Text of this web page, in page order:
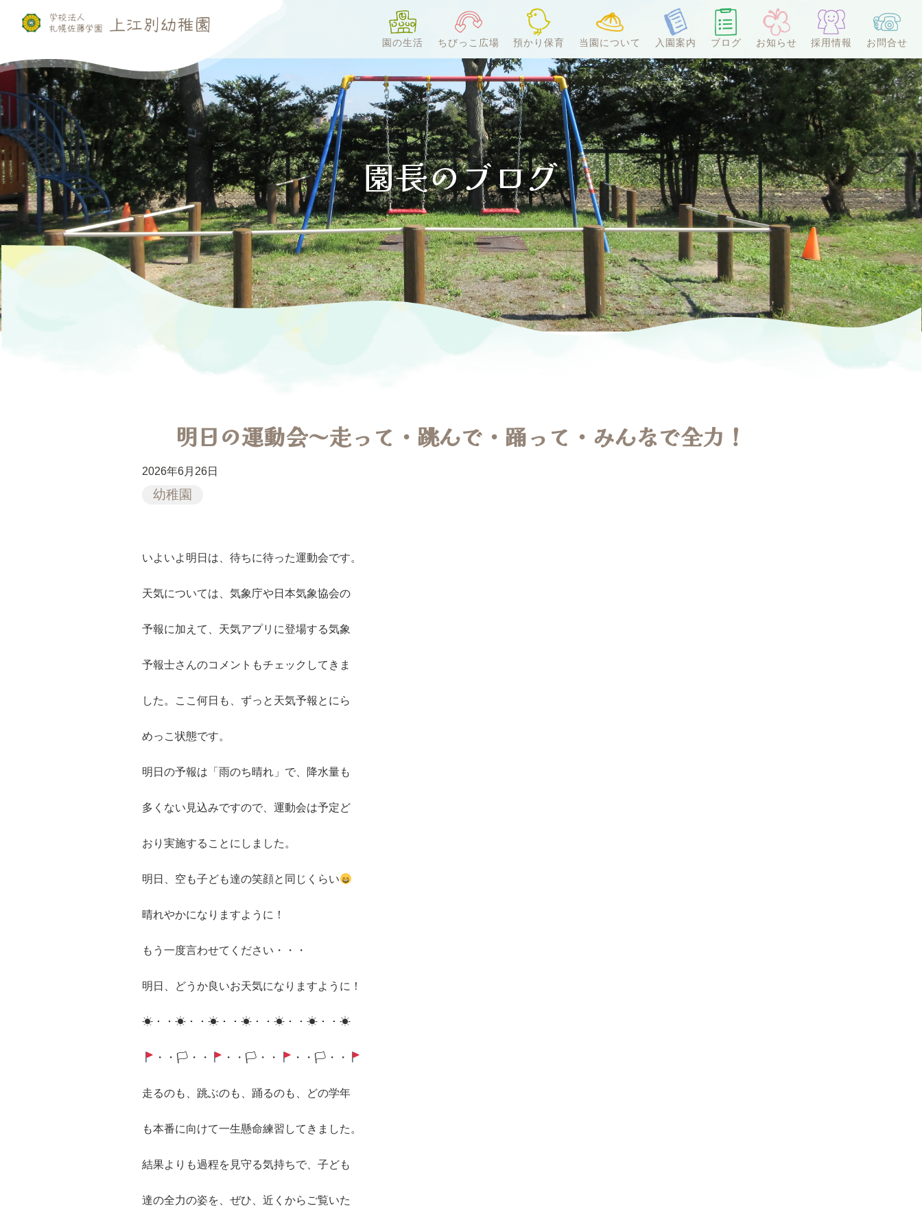
園の生活 ちびっこ広場 預かり保育 当園について 入園案内 ブログ お知らせ 採用情報 お問合せ
明日の運動会～走って・跳んで・踊って・みんなで全力！
2026年6月26日
幼稚園
いよいよ明日は、待ちに待った運動会です。
天気については、気象庁や日本気象協会の
予報に加えて、天気アプリに登場する気象
予報士さんのコメントもチェックしてきま
した。ここ何日も、ずっと天気予報とにら
めっこ状態です。
明日の予報は「雨のち晴れ」で、降水量も
多くない見込みですので、運動会は予定ど
おり実施することにしました。
明日、空も子ども達の笑顔と同じくらい
晴れやかになりますように！
もう一度言わせてください・・・
明日、どうか良いお天気になりますように！
☀・・☀・・☀・・☀・・☀・・☀・・☀
・・🏳・・ ・・🏳・・ ・・🏳・・
走るのも、跳ぶのも、踊るのも、どの学年
も本番に向けて一生懸命練習してきました。
結果よりも過程を見守る気持ちで、子ども
達の全力の姿を、ぜひ、近くからご覧いた